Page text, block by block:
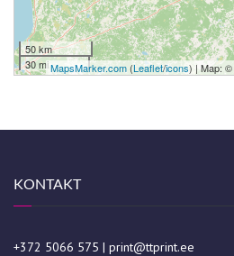
50 km
30 miMapsMarker.com (Leaflet/icons) | Map: ©
KONTAKT
+372 5066 575 | print@ttprint.ee